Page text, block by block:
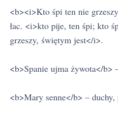
<b><i>Kto śpi ten nie
łac. <i>kto pije, ten śpi; kto
grzeszy, świętym jest</i>.
<b>Spanie ujma żywota</b>
<b>Mary senne</b> – duchy,